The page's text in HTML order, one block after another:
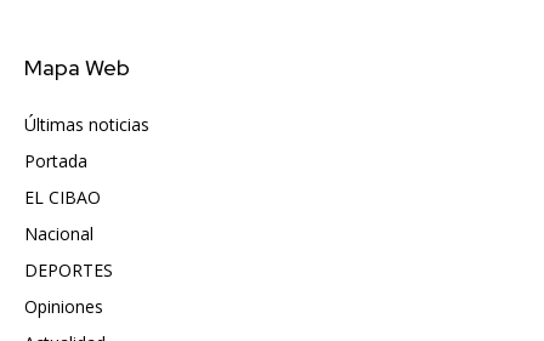
Mapa Web
Últimas noticias
Portada
EL CIBAO
Nacional
DEPORTES
Opiniones